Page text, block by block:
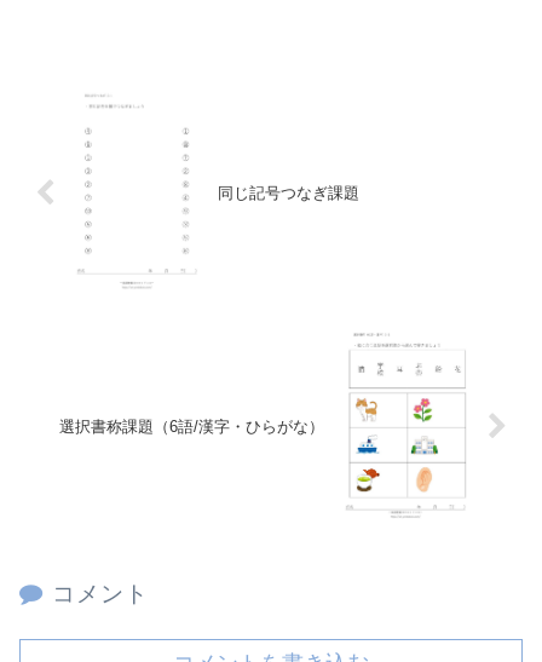
同じ記号つなぎ課題
選択書称課題（6語/漢字・ひらがな）
コメント